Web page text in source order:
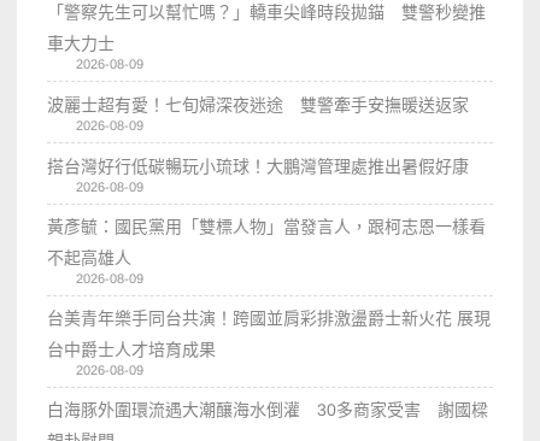
「警察先生可以幫忙嗎？」轎車尖峰時段拋錨 雙警秒變推
車大力士
2026-08-09
波麗士超有愛！七旬婦深夜迷途 雙警牽手安撫暖送返家
2026-08-09
搭台灣好行低碳暢玩小琉球！大鵬灣管理處推出暑假好康
2026-08-09
黃彥毓：國民黨用「雙標人物」當發言人，跟柯志恩一樣看
不起高雄人
2026-08-09
台美青年樂手同台共演！跨國並肩彩排激盪爵士新火花 展現
台中爵士人才培育成果
2026-08-09
白海豚外圍環流遇大潮釀海水倒灌 30多商家受害 謝國樑